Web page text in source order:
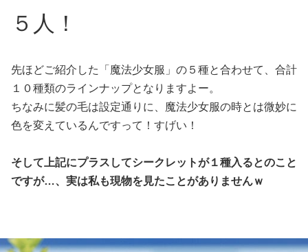
５人！
先ほどご紹介した「魔法少女服」の５種と合わせて、合計
１０種類のラインナップとなりますよー。
ちなみに髪の毛は設定通りに、魔法少女服の時とは微妙に
色を変えているんですって！すげい！
そして上記にプラスしてシークレットが１種入るとのこと
ですが…、実は私も現物を見たことがありませんｗ